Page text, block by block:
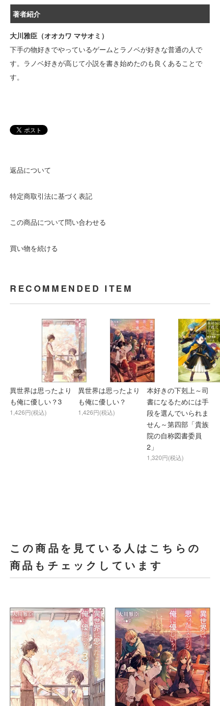
著者紹介
大川雅臣（オオカワ マサオミ）
下手の物好きでやっているゲームとラノベが好きな普通の人で
す。ラノベ好きが高じて小説を書き始めたのも良くあることで
す。
返品について
特定商取引法に基づく表記
この商品について問い合わせる
買い物を続ける
RECOMMENDED ITEM
異世界は思ったより
も俺に優しい？3
1,426円(税込)
異世界は思ったより
も俺に優しい？
1,426円(税込)
本好きの下剋上～司
書になるためには手
段を選んでいられま
せん～第四部「貴族
院の自称図書委員
2」
1,320円(税込)
この商品を見ている人はこちらの
商品もチェックしています